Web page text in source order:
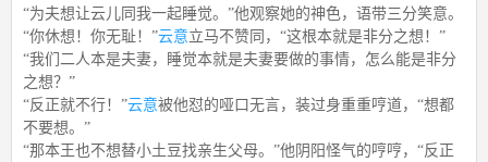
“为夫想让云儿同我一起睡觉。”他观察她的神色，语带三分笑意。
“你休想！你无耻！”云意立马不赞同，“这根本就是非分之想！”
“我们二人本是夫妻，睡觉本就是夫妻要做的事情，怎么能是非分
之想？”
“反正就不行！”云意被他怼的哑口无言，装过身重重哼道，“想都
不要想。”
“那本王也不想替小土豆找亲生父母。”他阴阳怪气的哼哼，“反正